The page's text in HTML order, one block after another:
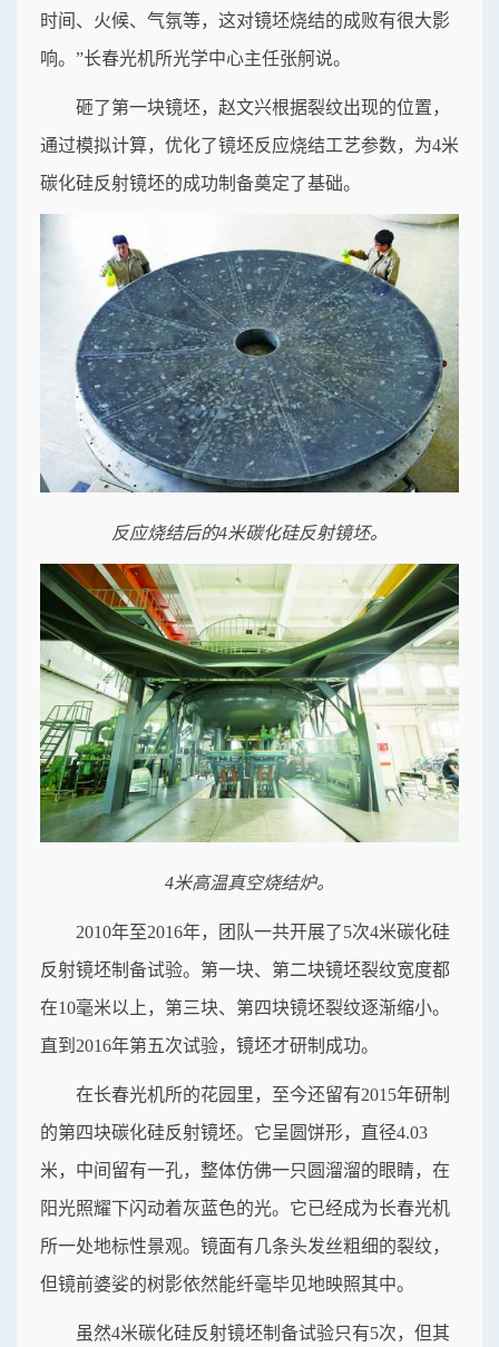
时间、火候、气氛等，这对镜坯烧结的成败有很大影
响。”长春光机所光学中心主任张舸说。
砸了第一块镜坯，赵文兴根据裂纹出现的位置，
通过模拟计算，优化了镜坯反应烧结工艺参数，为4米
碳化硅反射镜坯的成功制备奠定了基础。
反应烧结后的4米碳化硅反射镜坯。
4米高温真空烧结炉。
2010年至2016年，团队一共开展了5次4米碳化硅
反射镜坯制备试验。第一块、第二块镜坯裂纹宽度都
在10毫米以上，第三块、第四块镜坯裂纹逐渐缩小。
直到2016年第五次试验，镜坯才研制成功。
在长春光机所的花园里，至今还留有2015年研制
的第四块碳化硅反射镜坯。它呈圆饼形，直径4.03
米，中间留有一孔，整体仿佛一只圆溜溜的眼睛，在
阳光照耀下闪动着灰蓝色的光。它已经成为长春光机
所一处地标性景观。镜面有几条头发丝粗细的裂纹，
但镜前婆娑的树影依然能纤毫毕见地映照其中。
虽然4米碳化硅反射镜坯制备试验只有5次，但其